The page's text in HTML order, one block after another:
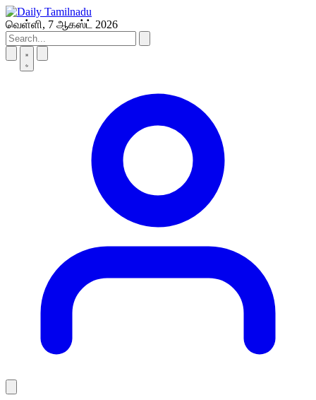
Skip
to
content
வெள்ளி, 7 ஆகஸ்ட் 2026